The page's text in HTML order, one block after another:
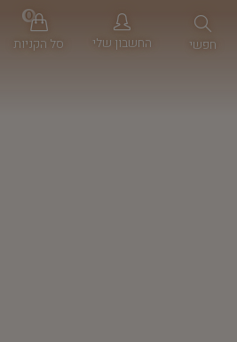
חפשי החשבון שלי סל הקניות
0